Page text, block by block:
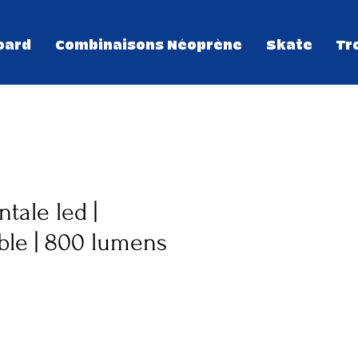
Combinaisons Néoprène Skate
led |
| 800 lumens